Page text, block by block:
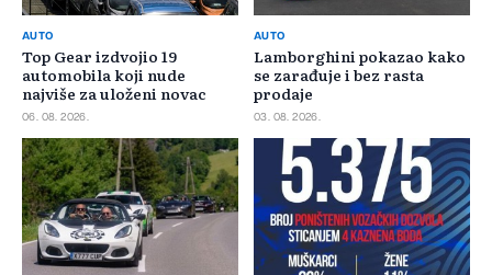
AUTO
Top Gear izdvojio 19
automobila koji nude
najviše za uloženi novac
06. 08. 2026.
AUTO
Lamborghini pokazao kako
se zarađuje i bez rasta
prodaje
03. 08. 2026.